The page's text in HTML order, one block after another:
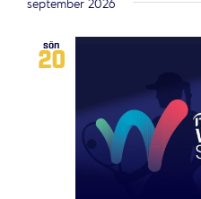
september 2026
sön
20